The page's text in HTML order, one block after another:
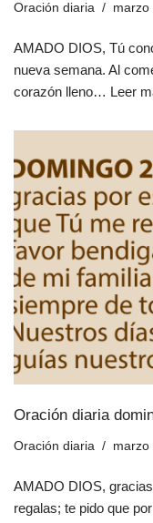
Oración diaria marzo
AMADO DIOS, Tú
nueva semana. Al
corazón lleno… Leer
Oración diaria
Oración diaria marzo
AMADO DIOS,
regalas; te pido que